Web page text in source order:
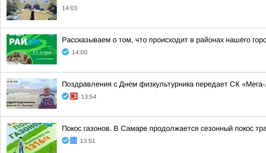
14:03
Рассказываем о том, что происходит в районах нашего
14:00
Поздравления с Днем физкультурника передает СК
13:54
Покос газонов. В Самаре продолжается сезонный покос
13:51